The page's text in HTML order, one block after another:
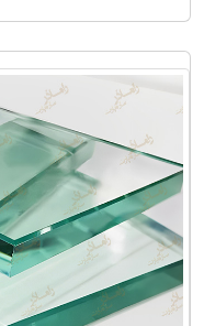
مقاوم و طراحی زیبا.